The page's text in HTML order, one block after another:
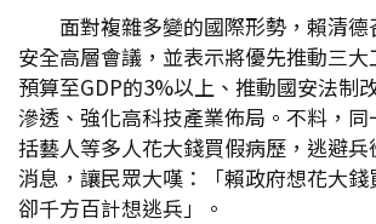
面對複雜多變的國際形勢，賴清
安全高層會議，並表示將優先推動三
預算至GDP的3%以上、推動國安法制
滲透、強化高科技產業佈局。不料，
括藝人等多人花大錢買假病歷，逃避
消息，讓民眾大嘆：「賴政府想花大
卻千方百計想逃兵」。